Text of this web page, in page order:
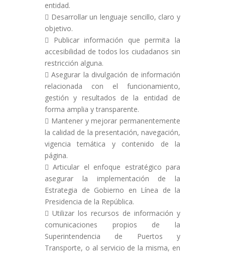
entidad.
Desarrollar un lenguaje sencillo, claro y
objetivo.
Publicar información que permita la
accesibilidad de todos los ciudadanos sin
restricción alguna.
Asegurar la divulgación de información
relacionada con el funcionamiento,
gestión y resultados de la entidad de
forma amplia y transparente.
Mantener y mejorar permanentemente
la calidad de la presentación, navegación,
vigencia temática y contenido de la
página.
Articular el enfoque estratégico para
asegurar la implementación de la
Estrategia de Gobierno en Línea de la
Presidencia de la República.
Utilizar los recursos de información y
comunicaciones propios de la
Superintendencia de Puertos y
Transporte, o al servicio de la misma, en